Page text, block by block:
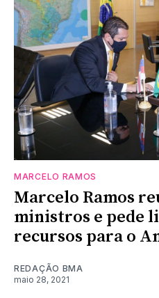
MARCELO RAMOS
Marcelo Ramos
ministros e pede
recursos para o
REDAÇÃO BMA
maio 28, 2021